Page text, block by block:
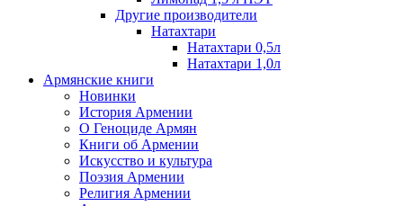
Другие производители
Натахтари
Натахтари 0,5л
Натахтари 1,0л
Армянские книги
Новинки
История Армении
О Геноциде Армян
Книги об Армении
Иcкусство и культура
Поэзия Армении
Религия Армении